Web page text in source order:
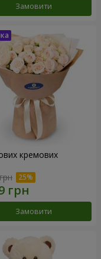
Замовити
кремових
Замовити